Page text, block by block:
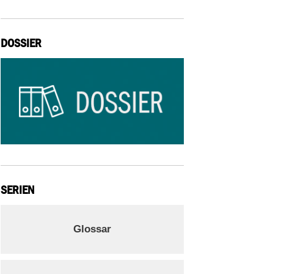
DOSSIER
SERIEN
Glossar